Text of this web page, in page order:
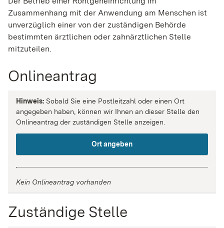
Zusammenhang mit der Anwendung am Menschen ist
unverzüglich einer von der zuständigen Behörde
bestimmten ärztlichen oder zahnärztlichen Stelle
mitzuteilen.
Onlineantrag
Hinweis: Sobald Sie eine Postleitzahl oder einen Ort
angegeben haben, können wir Ihnen an dieser Stelle den
Onlineantrag der zuständigen Stelle anzeigen.
Ort angeben
Kein Onlineantrag vorhanden
Zuständige Stelle